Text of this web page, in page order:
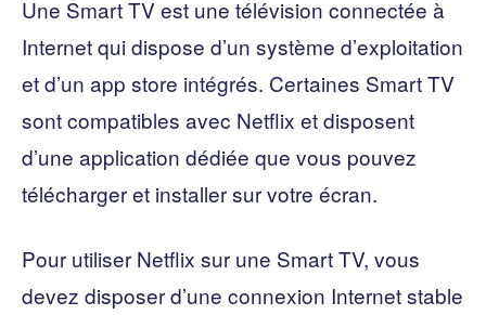
Une Smart TV est une télévision connectée à
Internet qui dispose d’un système d’exploitation
et d’un app store intégrés. Certaines Smart TV
sont compatibles avec Netflix et disposent
d’une application dédiée que vous pouvez
télécharger et installer sur votre écran.
Pour utiliser Netflix sur une Smart TV, vous
devez disposer d’une connexion Internet stable